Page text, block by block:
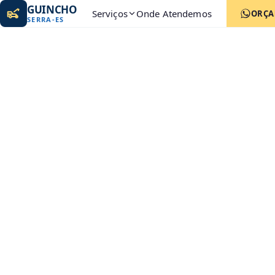
GUINCHO
SERRA-ES Serviços Onde Atendemos